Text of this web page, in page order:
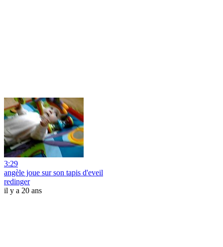
3:29
angèle joue sur son tapis d'eveil
redinger
il y a 20 ans